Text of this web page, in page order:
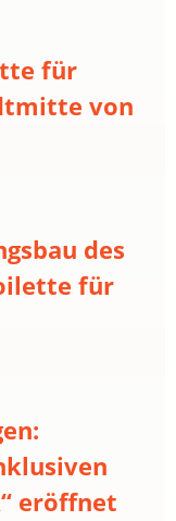
für
von
des
für
eröffnet